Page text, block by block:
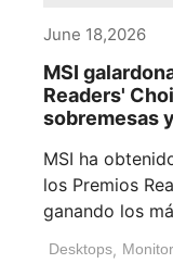
June 18,2026
MSI
Readers'
sobremesas
MSI ha
los Premios
ganando los
Desktops,